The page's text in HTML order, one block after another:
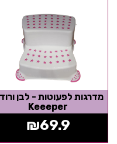
מדרגות לפעוטות - לבן
Keeeper
₪69.9